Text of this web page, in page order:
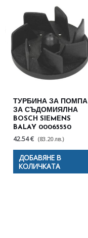
ТУРБИНА ЗА ПОМПА
ЗА СЪДОМИЯЛНА
BOSCH SIEMENS
BALAY 00065550
42.54 € (83.20 лв.)
ДОБАВЯНЕ В
КОЛИЧКАТА